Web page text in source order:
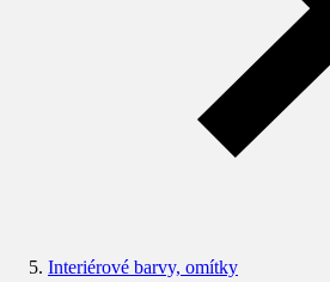
Interiérové barvy, omítky